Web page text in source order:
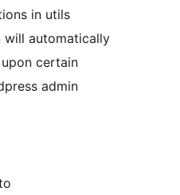
in utils
will automatically
certain
admin